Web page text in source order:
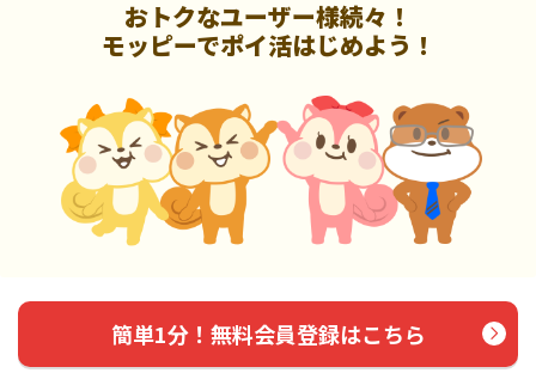
おトクなユーザー様続々！
モッピーでポイ活はじめよう！
簡単1分！無料会員登録はこちら